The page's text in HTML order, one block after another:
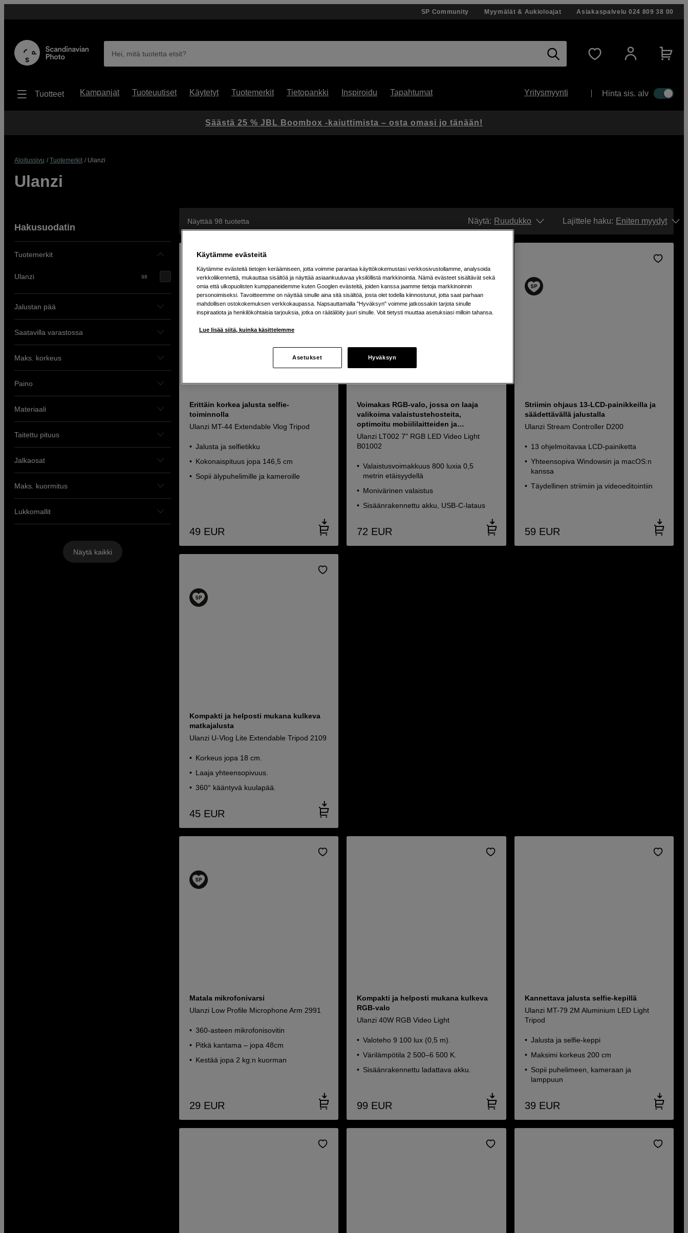
SP Community Myymälät & Aukioloajat Asiakaspalvelu 024 809 38 00
Hei, mitä tuotetta etsit?
Tuotteet Kampanjat Tuoteuutiset Käytetyt Tuotemerkit Tietopankki Inspiroidu Tapahtumat Yritysmyynti Hinta sis. alv
Aloitussivu Tuotemerkit Ulanzi
Ulanzi
Hakusuodatin
Tuotemerkit
Ulanzi 98
Jalustan pää
Saatavilla varastossa
Maks. korkeus
Paino
Materiaali
Taitettu pituus
Jalkaosat
Maks. kuormitus
Lukkomallit
Näytä kaikki
Näyttää 98 tuotetta Näytä: Ruudukko Lajittele haku: Eniten myydyt
Erittäin korkea jalusta selfie-
toiminnolla
Ulanzi MT-44 Extendable Vlog Tripod
Jalusta ja selfietikku
Kokonaispituus jopa 146,5 cm
Sopii älypuhelimille ja kameroille
49 EUR
Voimakas RGB-valo, jossa on laaja
valikoima valaistustehosteita,
optimoitu mobiililaitteiden ja
kameroiden käyttöön.
Ulanzi LT002 7" RGB LED Video Light
B01002
Valaistusvoimakkuus 800 luxia 0,5
metrin etäisyydellä
Monivärinen valaistus
Sisäänrakennettu akku, USB-C-lataus
72 EUR
Striimin ohjaus 13-LCD-painikkeilla ja
säädettävällä jalustalla
Ulanzi Stream Controller D200
13 ohjelmoitavaa LCD-painiketta
Yhteensopiva Windowsin ja macOS:n
kanssa
Täydellinen striimiin ja videoeditointiin
59 EUR
Kompakti ja helposti mukana kulkeva
matkajalusta
Ulanzi U-Vlog Lite Extendable Tripod 2109
Korkeus jopa 18 cm.
Laaja yhteensopivuus.
360° kääntyvä kuulapää.
45 EUR
Matala mikrofonivarsi
Ulanzi Low Profile Microphone Arm 2991
360-asteen mikrofonisovitin
Pitkä kantama – jopa 48cm
Kestää jopa 2 kg:n kuorman
29 EUR
Kompakti ja helposti mukana kulkeva
RGB-valo
Ulanzi 40W RGB Video Light
Valoteho 9 100 lux (0,5 m).
Värilämpötila 2 500–6 500 K.
Sisäänrakennettu ladattava akku.
99 EUR
Kannettava jalusta selfie-kepillä
Ulanzi MT-79 2M Aluminium LED Light
Tripod
Jalusta ja selfie-keppi
Maksimi korkeus 200 cm
Sopii puhelimeen, kameraan ja
lamppuun
39 EUR
Säästä 25 % JBL Boombox -kaiuttimista – osta omasi jo tänään!
Käytämme evästeitä
Käytämme evästeitä tietojen keräämiseen, jotta voimme parantaa käyttökokemustasi verkkosivustollamme, analysoida
verkkoliikennettä, mukauttaa sisältöä ja näyttää asiaankuuluvaa yksilöllistä markkinointia. Nämä evästeet sisältävät sekä
omia että ulkopuolisten kumppaneidemme kuten Googlen evästeitä, joiden kanssa jaamme tietoja markkinoinnin
personoimiseksi. Tavoitteemme on näyttää sinulle aina sitä sisältöä, josta olet todella kiinnostunut, jotta saat parhaan
mahdollisen ostokokemuksen verkkokaupassa. Napsauttamalla "Hyväksyn" voimme jatkossakin tarjota sinulle
inspiraatiota ja henkilökohtaisia tarjouksia, jotka on räätälöity juuri sinulle. Voit tietysti muuttaa asetuksiasi milloin tahansa.
Lue lisää siitä, kuinka käsittelemme
Asetukset Hyväksyn